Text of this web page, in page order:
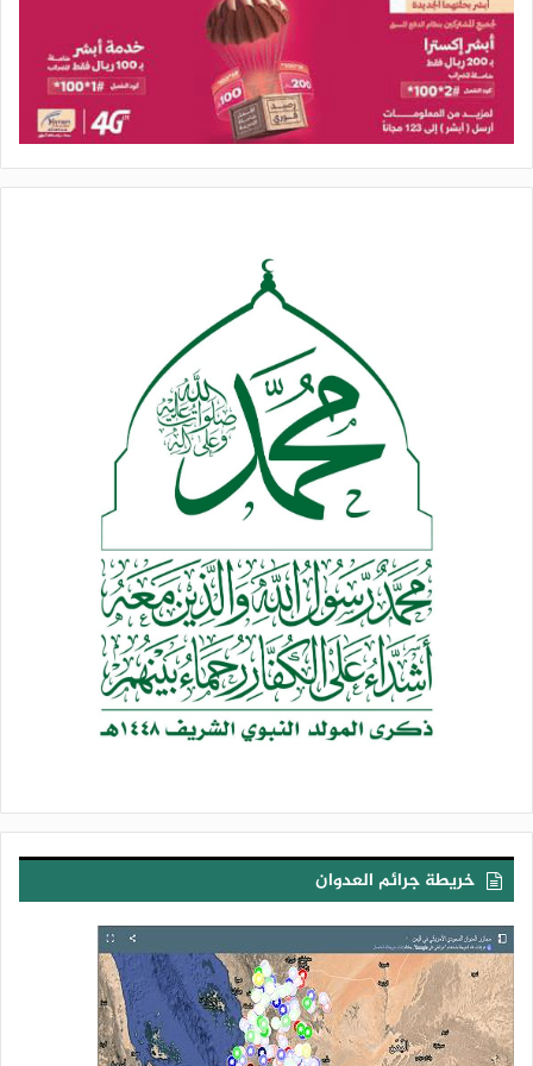
والغطرسة الشيطانية والاستكبار، بل هو التجسيد الحي للفضيلة، ضد
تجسد الرذيلة الأكثر قبحا وإجراما، أمريكا والكيان الإسرائيلي
وحلفائهما، من أعداء الفضيلة والإنسانية.
لقد غادر السيد الخامنئي دنيانا شهيداً سعيداً، مختتما حياته الحافلة
بالجهاد والعطاء، بالشهادة والفوز العظيم كآبائه من أئمة آل البيت
الأطهار عليهم السلام، مقبلا غير مدبر، في مواجهة قوى الكفر
والاستكبار، ليلتحق بقوافل العظماء، مخلفاً وراءه مدرسة جهادية
وأكثر تصميماً على مواصلة فتح آفاق النصر الموعود، وبقدر ما تحمل
دماء الطهر والشهادة، من غصة الفقد، إلا أنها تمنح الأمة قوة دافعة،
وتؤكد أن الموقف القرآني، الذي أرسى دعائمه الشهيد القائد
الأممي، سيبقى الدليل والبرهان، الذي لا يزول حتى التحرير الشامل،
لكل المقدسات والتراب المغتصب.
خريطة جرائم العدوان